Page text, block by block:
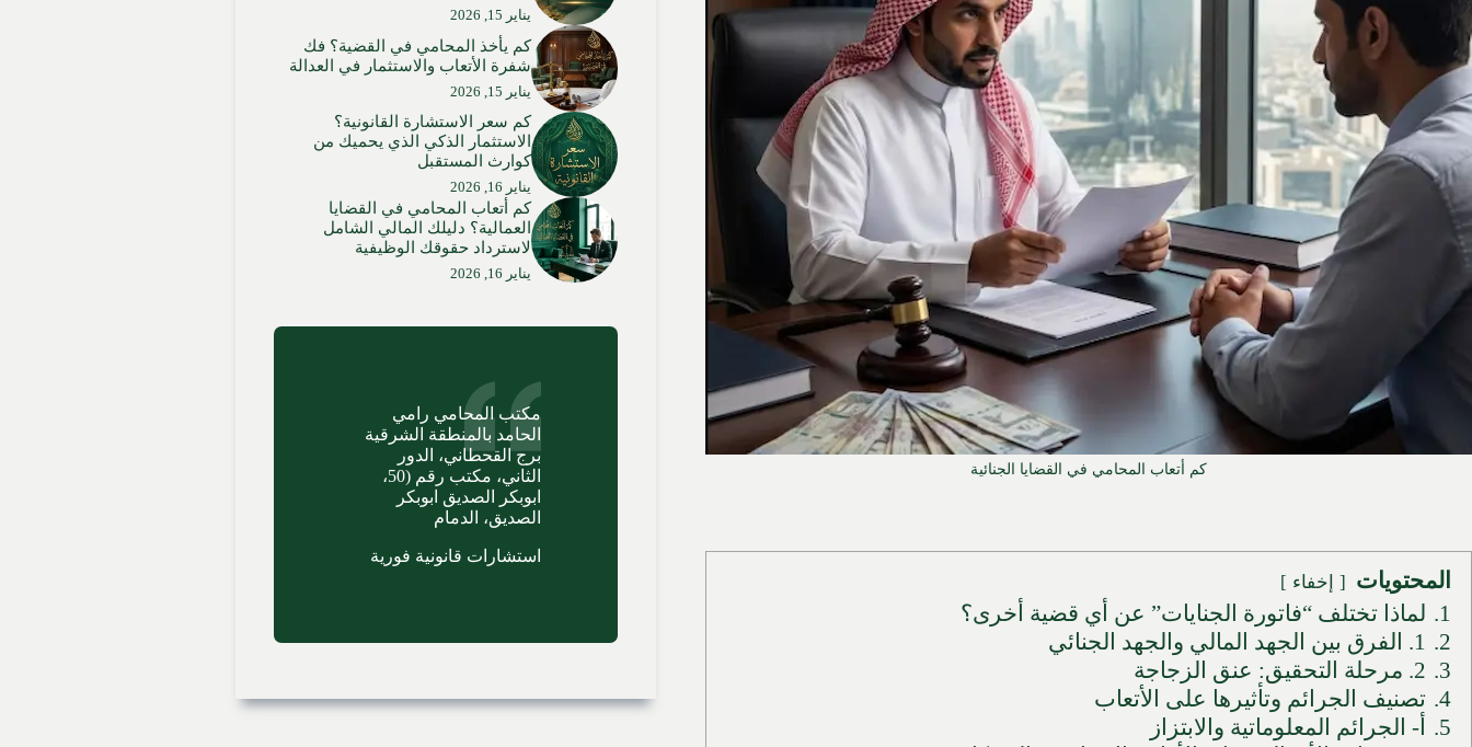
كم أتعاب المحامي في القضايا الجنائية
المحتويات إخفاء
1.
لماذا تختلف “فاتورة الجنايات” عن أي قضية أخرى؟
2.
1. الفرق بين الجهد المالي والجهد الجنائي
3.
2. مرحلة التحقيق: عنق الزجاجة
4. تصنيف الجرائم وتأثيرها على الأتعاب
5.
أ- الجرائم المعلوماتية والابتزاز
يناير 15, 2026
كم يأخذ المحامي في القضية؟ فك
شفرة الأتعاب والاستثمار في العدالة
يناير 15, 2026
كم سعر الاستشارة القانونية؟
الاستثمار الذكي الذي يحميك من
كوارث المستقبل
يناير 16, 2026
كم أتعاب المحامي في القضايا
العمالية؟ دليلك المالي الشامل
لاسترداد حقوقك الوظيفية
يناير 16, 2026
مكتب المحامي رامي
الحامد بالمنطقة الشرقية
برج القحطاني، الدور
الثاني، مكتب رقم (50،
ابوبكر الصديق ابوبكر
الصديق، الدمام
استشارات قانونية فورية